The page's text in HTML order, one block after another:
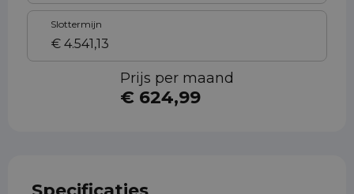
Slottermijn
Prijs per maand
€ 624,99